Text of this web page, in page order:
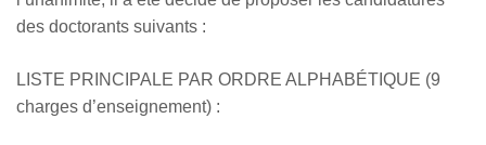
des doctorants suivants :
LISTE PRINCIPALE PAR ORDRE ALPHABÉTIQUE (9
charges d’enseignement) :